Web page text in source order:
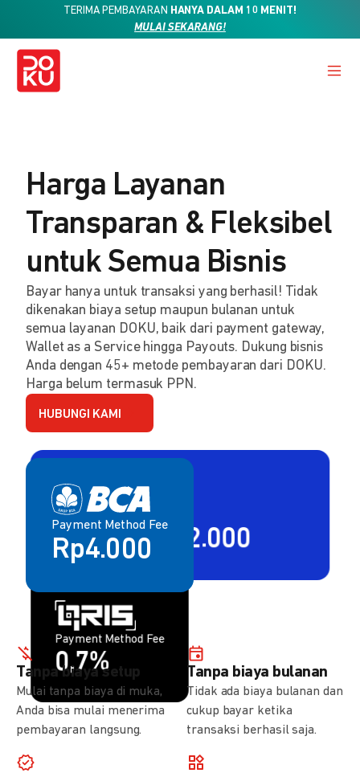
TERIMA PEMBAYARAN HANYA DALAM 10 MENIT!
MULAI SEKARANG!
Harga Layanan
Transparan & Fleksibel
untuk Semua Bisnis
Bayar hanya untuk transaksi yang berhasil! Tidak
dikenakan biaya setup maupun bulanan untuk
semua layanan DOKU, baik dari payment gateway,
Wallet as a Service hingga Payouts. Dukung bisnis
Anda dengan 45+ metode pembayaran dari DOKU.
Harga belum termasuk PPN.
HUBUNGI KAMI
Payment Method Fee
Rp4.000
Payment Method Fee
2,80% + Rp2.000
Payment Method Fee
0,7%
Payment Method Fee
1,5%
Tanpa biaya setup
Mulai tanpa biaya di muka,
Anda bisa mulai menerima
pembayaran langsung.
Tanpa biaya bulanan
Tidak ada biaya bulanan dan
cukup bayar ketika
transaksi berhasil saja.